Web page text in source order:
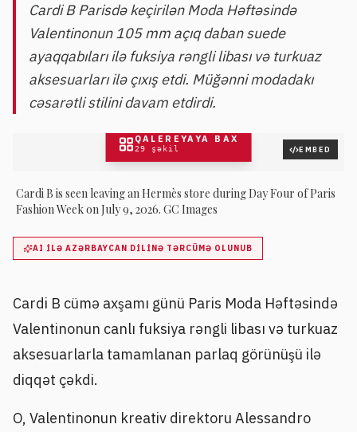
Cardi B Parisdə keçirilən Moda Həftəsində
Valentinonun 105 mm açıq daban suede
ayaqqabıları ilə fuksiya rəngli libası və turkuaz
aksesuarları ilə çıxış etdi. Müğənni modadakı
cəsarətli stilini davam etdirdi.
QALEREYAYA BAX
29 şəkil EMBED
Cardi B is seen leaving an Hermès store during Day Four of Paris
Fashion Week on July 9, 2026. GC Images
AI ILƏ AZƏRBAYCAN DILINƏ TƏRCÜMƏ OLUNUB
Cardi B cümə axşamı günü Paris Moda Həftəsində
Valentinonun canlı fuksiya rəngli libası və turkuaz
aksesuarlarla tamamlanan parlaq görünüşü ilə
diqqət çəkdi.
O, Valentinonun kreativ direktoru Alessandro